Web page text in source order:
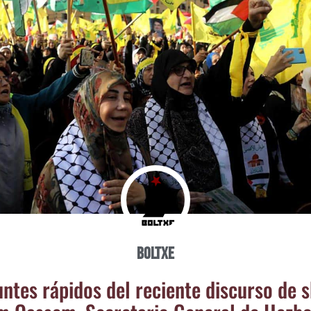
Boltxe
rápi­dos del recien­te dis­cur­so de